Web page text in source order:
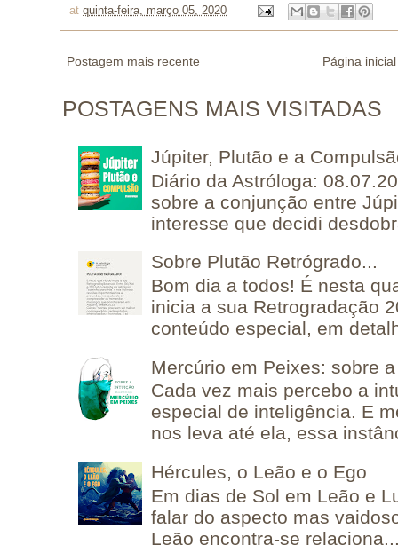
at quinta-feira, março 05, 2020
Postagem mais recente Página inicial
POSTAGENS MAIS VISITADAS
Júpiter, Plutão e a
Diário da Astróloga:
sobre a conjunção entre
interesse que decidi
Sobre Plutão Retrógrado...
Bom dia a todos! É nesta
inicia a sua Retrogradação
conteúdo especial, em
Mercúrio em Peixes: sobre
Cada vez mais percebo a
especial de inteligência. E
nos leva até ela, essa
Hércules, o Leão e o Ego
Em dias de Sol em Leão e
falar do aspecto mas
Leão encontra-se